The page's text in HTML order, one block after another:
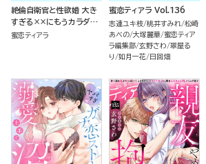
絶倫自衛官と性欲婚 大き
すぎる××にもうカラダが
もちません…！ （1）
蜜恋ティアラ
蜜恋ティアラ Vol.136
志連ユキ枝 桃井すみれ 松崎
あべの 大塚麗華 蜜恋ティア
ラ編集部 玄野さわ 翠屋る
り
如月一花 日回畑